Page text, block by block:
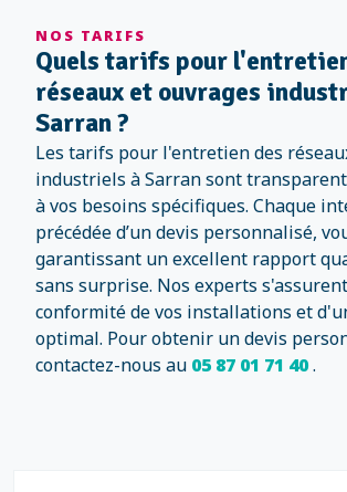
NOS TARIFS
Quels tarifs pour
réseaux et ouvrages
Sarran ?
Les tarifs pour l'entretien des
industriels à Sarran sont
à vos besoins spécifiques. Chaque
précédée d’un devis personnalisé,
garantissant un excellent rapport
sans surprise. Nos experts
conformité de vos installations et
optimal. Pour obtenir un devis
contactez-nous au 05 87 01 71 40.